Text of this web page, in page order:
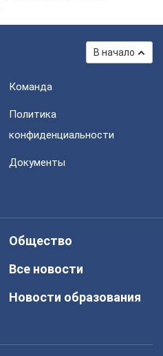
В начало
Команда
Политика
конфиденциальности
Документы
Общество
Все новости
Новости образования